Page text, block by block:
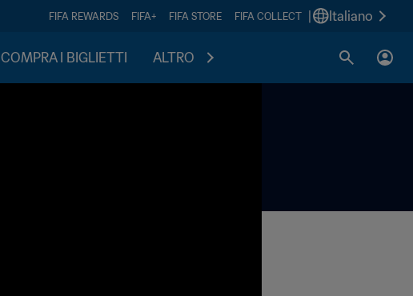
FIFA REWARDS FIFA+ FIFA STORE FIFA COLLECT Italiano
COMPRA I BIGLIETTI ALTRO